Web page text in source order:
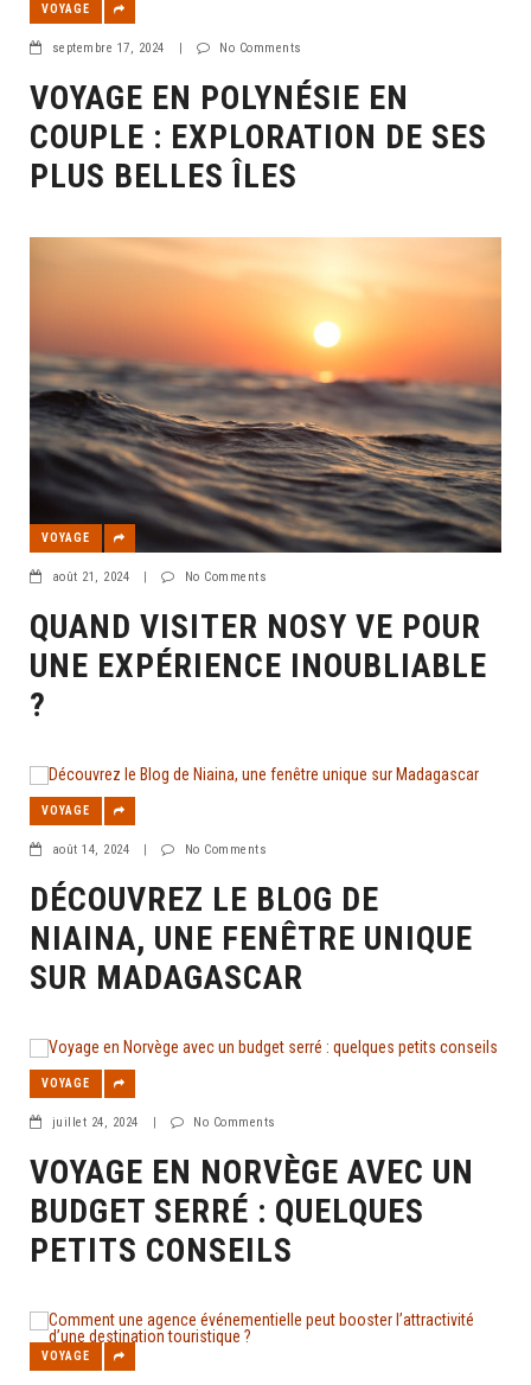
VOYAGE
septembre 17, 2024 | No Comments
VOYAGE EN POLYNÉSIE EN
COUPLE : EXPLORATION DE SES
PLUS BELLES ÎLES
VOYAGE
août 21, 2024 | No Comments
QUAND VISITER NOSY VE POUR
UNE EXPÉRIENCE INOUBLIABLE
?
VOYAGE
août 14, 2024 | No Comments
DÉCOUVREZ LE BLOG DE
NIAINA, UNE FENÊTRE UNIQUE
SUR MADAGASCAR
VOYAGE
juillet 24, 2024 | No Comments
VOYAGE EN NORVÈGE AVEC UN
BUDGET SERRÉ : QUELQUES
PETITS CONSEILS
VOYAGE